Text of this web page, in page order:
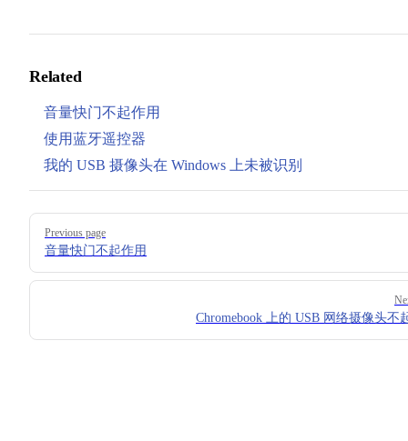
Related
音量快门不起作用
使用蓝牙遥控器
我的 USB 摄像头在 Windows 上未被识别
Pager
Previous page
音量快门不起作用
Chromebook 上的 USB 网络摄像头不